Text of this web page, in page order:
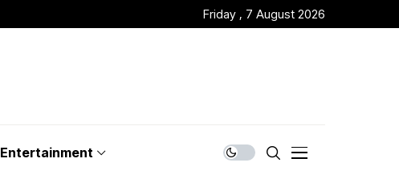
Friday , 7 August 2026
Entertainment